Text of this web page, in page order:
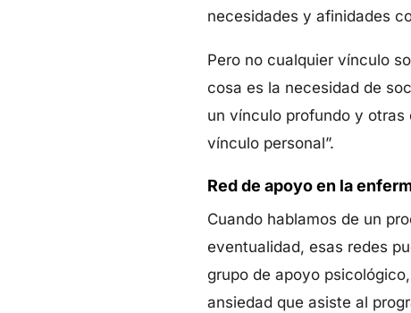
necesidades y afinidades
Pero no cualquier vínculo
cosa es la necesidad de
un vínculo profundo y
vínculo personal”.
Red de apoyo en la
Cuando hablamos de un
eventualidad, esas redes
grupo de apoyo
ansiedad que asiste al